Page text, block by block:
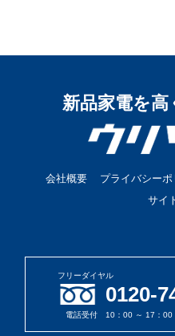
新品家電を高
会社概要 プライバシーポ
サイ
フリーダイヤル
0120-
電話受付 10：00 ～ 17：00